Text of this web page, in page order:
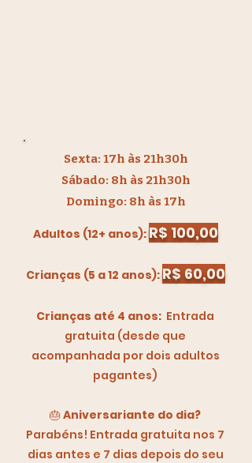
Sexta: 17h às 21h30h
Sábado: 8h às 21h30h
Domingo: 8h às 17h​
​Adultos (12+ anos):R$ 100,00
Crianças (5 a 12 anos):R$ 60,00
Crianças até 4 anos: Entrada
gratuita (desde que
acompanhada por dois adultos
pagantes)
🎂 Aniversariante do dia?
Parabéns! Entrada gratuita nos 7
dias antes e 7 dias depois do seu